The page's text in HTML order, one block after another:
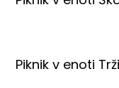
Piknik v enoti